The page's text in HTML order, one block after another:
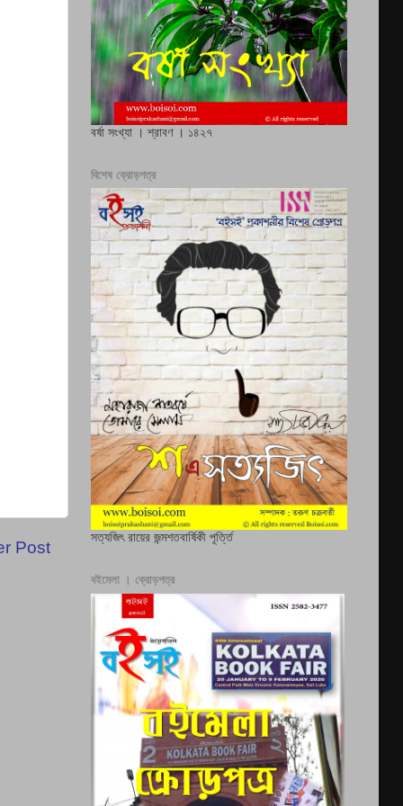
Post
বর্ষা সংখ্যা । শ্রাবণ । ১৪২৭
বিশেষ ক্রোড়পত্র
সত্যজিৎ রায়ের জন্মশতবার্ষিকী পূর্ত্তি
বইমেলা । ক্রোড়পত্র